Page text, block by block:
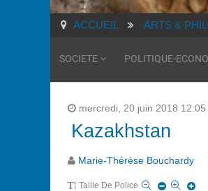
ACCUEIL ARTS &
SOCIETE POLITIQUE-
mercredi, 20 juin 2018 12:05
Kazakhstan
Marie-Thérèse Bouchardy
Taille De Police